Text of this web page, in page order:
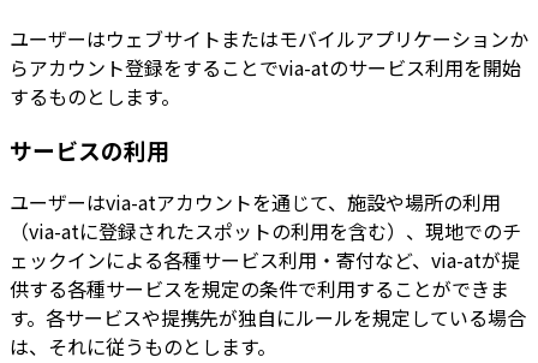
ユーザーはウェブサイトまたはモバイルアプリケーションか
らアカウント登録をすることでvia-atのサービス利用を開始
するものとします。
サービスの利用
ユーザーはvia-atアカウントを通じて、施設や場所の利用
（via-atに登録されたスポットの利用を含む）、現地でのチ
ェックインによる各種サービス利用・寄付など、via-atが提
供する各種サービスを規定の条件で利用することができま
す。各サービスや提携先が独自にルールを規定している場合
は、それに従うものとします。